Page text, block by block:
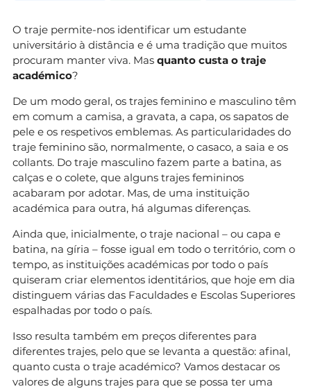
O traje permite-nos identificar um estudante
universitário à distância e é uma tradição que muitos
procuram manter viva. Mas quanto custa o traje
académico?
De um modo geral, os trajes feminino e masculino têm
em comum a camisa, a gravata, a capa, os sapatos de
pele e os respetivos emblemas. As particularidades do
traje feminino são, normalmente, o casaco, a saia e os
collants. Do traje masculino fazem parte a batina, as
calças e o colete, que alguns trajes femininos
acabaram por adotar. Mas, de uma instituição
académica para outra, há algumas diferenças.
Ainda que, inicialmente, o traje nacional – ou capa e
batina, na gíria – fosse igual em todo o território, com o
tempo, as instituições académicas por todo o país
quiseram criar elementos identitários, que hoje em dia
distinguem várias das Faculdades e Escolas Superiores
espalhadas por todo o país.
Isso resulta também em preços diferentes para
diferentes trajes, pelo que se levanta a questão: afinal,
quanto custa o traje académico? Vamos destacar os
valores de alguns trajes para que se possa ter uma